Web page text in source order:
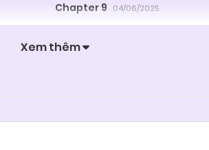
Chapter 9 04/06/2025
Xem thêm